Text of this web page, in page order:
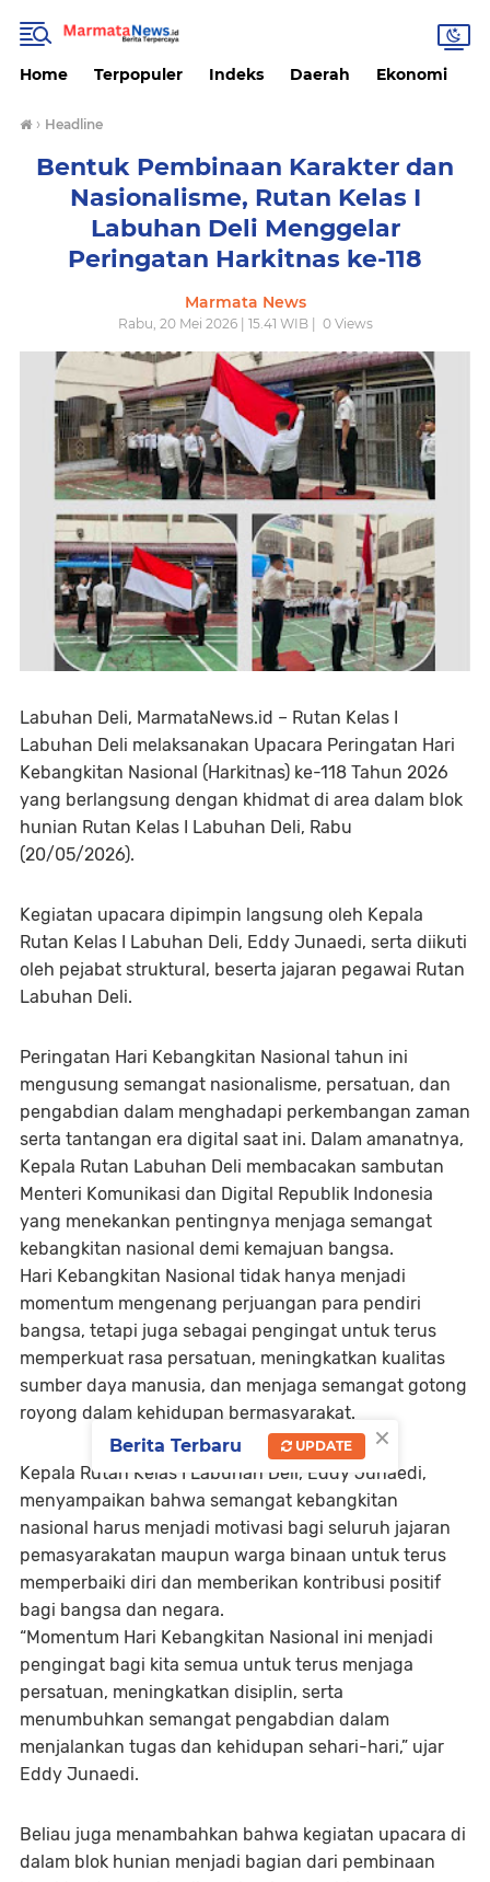
Home Terpopuler Indeks Daerah Ekonomi
› Headline
Bentuk Pembinaan Karakter dan
Nasionalisme, Rutan Kelas I
Labuhan Deli Menggelar
Peringatan Harkitnas ke-118
Marmata News
Rabu, 20 Mei 2026 | 15.41 WIB | 0Views
Labuhan Deli, MarmataNews.id – Rutan Kelas I
Labuhan Deli melaksanakan Upacara Peringatan Hari
Kebangkitan Nasional (Harkitnas) ke-118 Tahun 2026
yang berlangsung dengan khidmat di area dalam blok
hunian Rutan Kelas I Labuhan Deli, Rabu
(20/05/2026).
Kegiatan upacara dipimpin langsung oleh Kepala
Rutan Kelas I Labuhan Deli, Eddy Junaedi, serta diikuti
oleh pejabat struktural, beserta jajaran pegawai Rutan
Labuhan Deli.
Peringatan Hari Kebangkitan Nasional tahun ini
mengusung semangat nasionalisme, persatuan, dan
pengabdian dalam menghadapi perkembangan zaman
serta tantangan era digital saat ini. Dalam amanatnya,
Kepala Rutan Labuhan Deli membacakan sambutan
Menteri Komunikasi dan Digital Republik Indonesia
yang menekankan pentingnya menjaga semangat
kebangkitan nasional demi kemajuan bangsa.
Hari Kebangkitan Nasional tidak hanya menjadi
momentum mengenang perjuangan para pendiri
bangsa, tetapi juga sebagai pengingat untuk terus
memperkuat rasa persatuan, meningkatkan kualitas
sumber daya manusia, dan menjaga semangat gotong
royong dalam kehidupan bermasyarakat.
Kepala Rutan Kelas I Labuhan Deli, Eddy Junaedi,
menyampaikan bahwa semangat kebangkitan
nasional harus menjadi motivasi bagi seluruh jajaran
pemasyarakatan maupun warga binaan untuk terus
memperbaiki diri dan memberikan kontribusi positif
bagi bangsa dan negara.
“Momentum Hari Kebangkitan Nasional ini menjadi
pengingat bagi kita semua untuk terus menjaga
persatuan, meningkatkan disiplin, serta
menumbuhkan semangat pengabdian dalam
menjalankan tugas dan kehidupan sehari-hari,” ujar
Eddy Junaedi.
Beliau juga menambahkan bahwa kegiatan upacara di
dalam blok hunian menjadi bagian dari pembinaan
×
Berita Terbaru UPDATE